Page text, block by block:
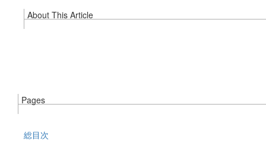
About This Article
Pages
総目次